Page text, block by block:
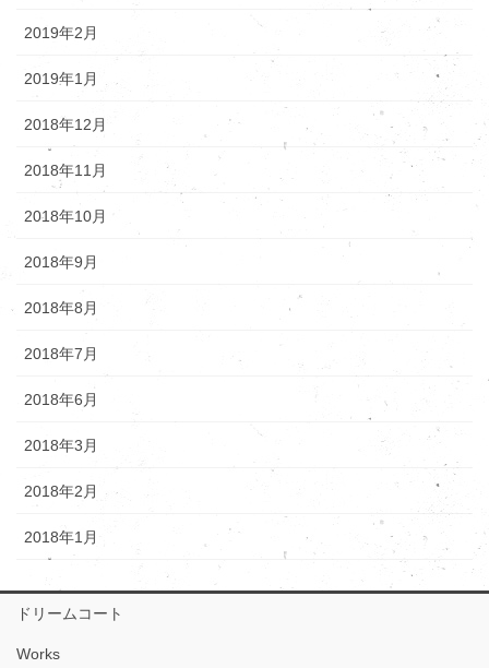
2019年2月
2019年1月
2018年12月
2018年11月
2018年10月
2018年9月
2018年8月
2018年7月
2018年6月
2018年3月
2018年2月
2018年1月
ドリームコート
Works